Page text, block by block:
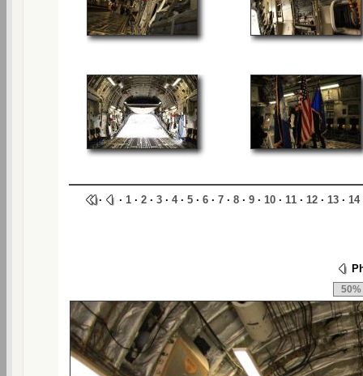
· · 1 · 2 · 3 · 4· 5 · 6 · 7 · 8 · 9 · 10 · 11 · 12 · 13 · 14